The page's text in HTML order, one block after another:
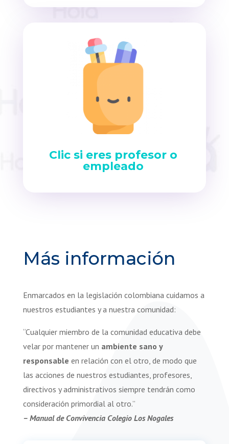
Clic si eres profesor o
empleado
Más información
Enmarcados en la legislación colombiana cuidamos a
nuestros estudiantes y a nuestra comunidad:
“Cualquier miembro de la comunidad educativa debe
velar por mantener un ambiente sano y
responsable en relación con el otro, de modo que
las acciones de nuestros estudiantes, profesores,
directivos y administrativos siempre tendrán como
consideración primordial al otro.”
– Manual de Convivencia Colegio Los Nogales